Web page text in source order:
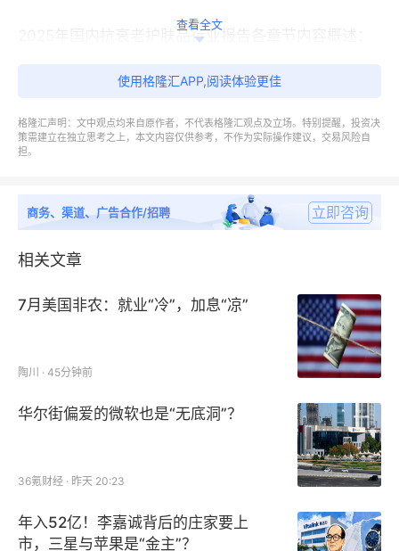
2025年国内抗衰老护肤品行业报告各章节内容概述：
第一章： 抗衰老护肤品的定义及特点、细分类型与应
第二章：中国抗衰老护肤品行业上下游行业发展现状、
析；
第三章：中国抗衰老护肤品行业市场规模、发展优劣
场集中度分析；
第四章：阐释了中国各地区抗衰老护肤品行业发展程
度，并依次对华北、华东、华南、华中地区行业发展现
状与优劣势进行分析；
第五章：该章节包含中国抗衰老护肤品行业进出口情
况、数量差额及影响因素分析；
第六、七章：依次分析了抗衰老护肤品行业细分种类与
查看全文
使用格隆汇APP,阅读体验更佳
格隆汇声明：文中观点均来自原作者，不代表格隆汇观点及立场。特别提醒，投资决
策需建立在独立思考之上，本文内容仅供参考，不作为实际操作建议，交易风险自
担。
商务、渠道、广告合作/招聘 立即咨询
相关文章
7月美国非农：就业“冷”，加息“凉”
陶川 · 45分钟前
华尔街偏爱的微软也是“无底洞”？
36氪财经 · 昨天 20:23
年入52亿！李嘉诚背后的庄家要上
市，三星与苹果是“金主”？